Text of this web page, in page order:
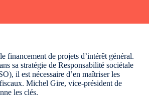
financement de projets d’intérêt général.
sa stratégie de Responsabilité sociétale
il est nécessaire d’en maîtriser les
Michel Gire, vice-président de
les clés.